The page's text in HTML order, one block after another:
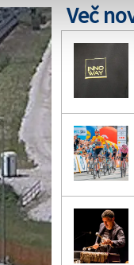
Več